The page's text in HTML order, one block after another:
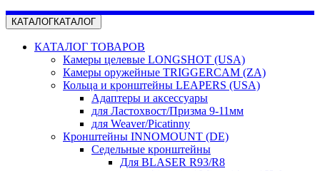
КАТАЛОГКАТАЛОГ
КАТАЛОГ ТОВАРОВ
Камеры целевые LONGSHOT (USA)
Камеры оружейные TRIGGERCAM (ZA)
Кольца и кронштейны LEAPERS (USA)
Адаптеры и аксессуары
для Ластохвост/Призма 9-11мм
для Weaver/Picatinny
Кронштейны INNOMOUNT (DE)
Седельные кронштейны
Для BLASER R93/R8